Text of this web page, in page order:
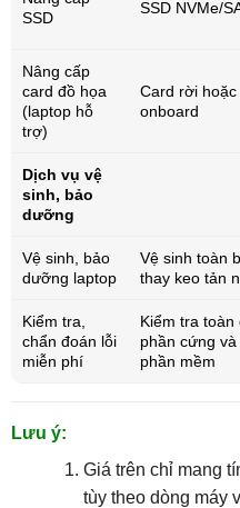
SSD
SSD NVMe/
Nâng cấp
card đồ họa
(laptop hỗ
trợ)
Card rời hoặc
onboard
Dịch vụ vệ
sinh, bảo
dưỡng
Vệ sinh, bảo
dưỡng laptop
Vệ sinh toàn
thay keo tản
Kiểm tra,
chẩn đoán lỗi
miễn phí
Kiểm tra toàn
phần cứng và
phần mềm
Lưu ý:
Giá trên chỉ mang
tùy theo dòng máy